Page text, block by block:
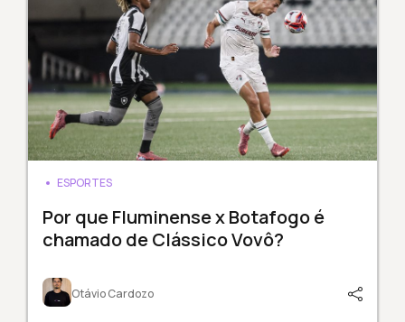
ESPORTES
Por que Fluminense x Botafogo é
chamado de Clássico Vovô?
Otávio Cardozo